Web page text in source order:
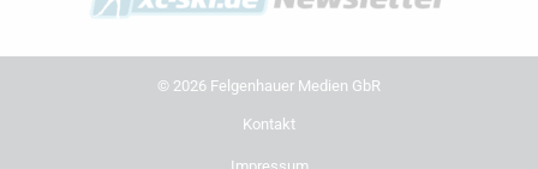
© 2026 Felgenhauer Medien GbR
Kontakt